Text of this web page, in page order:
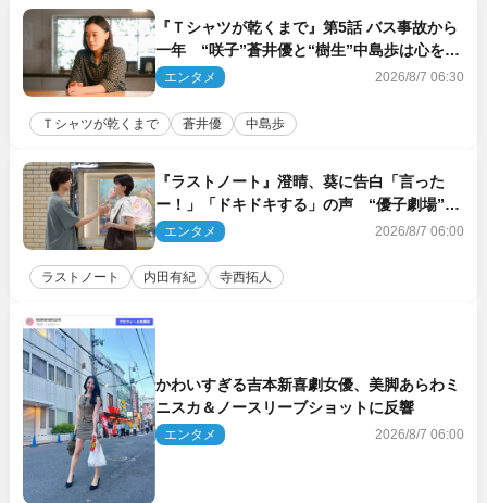
『Ｔシャツが乾くまで』第5話 バス事故から
一年 “咲子”蒼井優と“樹生”中島歩は心を許
しあえる関係に
エンタメ 2026/8/7 06:30
Ｔシャツが乾くまで 蒼井優 中島歩
『ラストノート』澄晴、葵に告白「言った
ー！」「ドキドキする」の声 “優子劇場”も
話題
エンタメ 2026/8/7 06:00
ラストノート 内田有紀 寺西拓人
かわいすぎる吉本新喜劇女優、美脚あらわミ
ニスカ＆ノースリーブショットに反響
エンタメ 2026/8/7 06:00